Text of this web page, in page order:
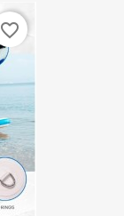
favorite_border